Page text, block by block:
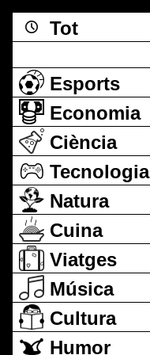
Tot
Esports
Economia
Ciència
Tecnologia
Natura
Cuina
Viatges
Música
Cultura
Humor